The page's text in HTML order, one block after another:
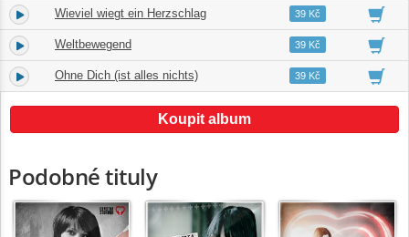
10. Wieviel wiegt ein Herzschlag 03:5039 Kč
11. Weltbewegend 03:2939 Kč
12. Ohne Dich (ist alles nichts) 04:0039 Kč
Koupit album
Podobné tituly